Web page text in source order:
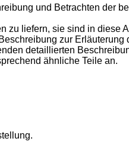
und Betrachten der
zu liefern, sie sind in diese
zur Erläuterung
detaillierten
ähnliche Teile an.